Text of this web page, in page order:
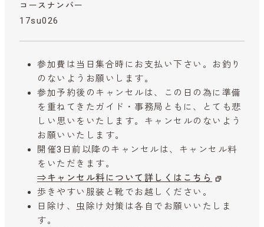
コースナンバー
17su026
参加費は当日集合時にお支払い下さい。お釣り
のないようお願いします。
参加予約後のキャンセルは、この日の為に準備
を重ねてきたガイド・事務局ともに、とても悲
しい思いをいたします。キャンセルのないよう
お願いいたします。
開催3日前以降のキャンセルは、キャンセル料
をいただきます。
⇒キャンセル料について詳しくはこちら
歩きやすい服装と靴でお越しください。
日除け、虫除け対策は各自でお願いいたしま
す。